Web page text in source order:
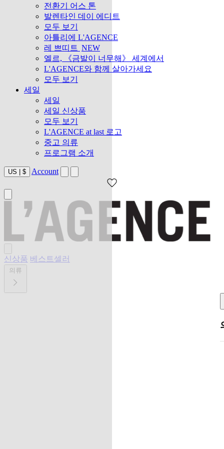
전환기 어스 톤
발렌타인 데이 에디트
모두 보기
아틀리에 L'AGENCE
레 쁘띠트 NEW
엘르, 《금발이 너무해》 세계에서
L'AGENCE와 함께 살아가세요
모두 보기
세일
세일
세일 신상품
모두 보기
L'AGENCE at last 로고
중고 의류
프로그램 소개
US $ Account
신상품 베스트셀러
의류